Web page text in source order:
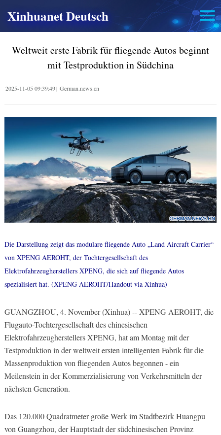
Xinhuanet Deutsch
Weltweit erste Fabrik für fliegende Autos beginnt
mit Testproduktion in Südchina
2025-11-05 09:39:49| German.news.cn
Die Darstellung zeigt das modulare fliegende Auto „Land Aircraft Carrier“
von XPENG AEROHT, der Tochtergesellschaft des
Elektrofahrzeugherstellers XPENG, die sich auf fliegende Autos
spezialisiert hat. (XPENG AEROHT/Handout via Xinhua)
GUANGZHOU, 4. November (Xinhua) -- XPENG AEROHT, die
Flugauto-Tochtergesellschaft des chinesischen
Elektrofahrzeugherstellers XPENG, hat am Montag mit der
Testproduktion in der weltweit ersten intelligenten Fabrik für die
Massenproduktion von fliegenden Autos begonnen - ein
Meilenstein in der Kommerzialisierung von Verkehrsmitteln der
nächsten Generation.
Das 120.000 Quadratmeter große Werk im Stadtbezirk Huangpu
von Guangzhou, der Hauptstadt der südchinesischen Provinz